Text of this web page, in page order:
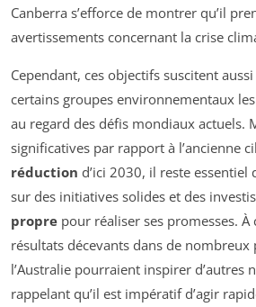
Canberra s’efforce de montrer qu’il
avertissements concernant la crise
Cependant, ces objectifs suscitent
certains groupes environnementaux
au regard des défis mondiaux actuels.
significatives par rapport à l’ancienne
réduction d’ici 2030, il reste essentiel
sur des initiatives solides et des
propre pour réaliser ses promesses. À
résultats décevants dans de nombreux
l’Australie pourraient inspirer d’autres
rappelant qu’il est impératif d’agir